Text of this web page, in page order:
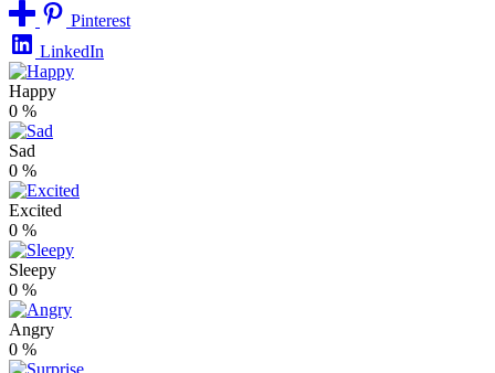
Pinterest
LinkedIn
Happy
0 %
Sad
0 %
Excited
0 %
Sleepy
0 %
Angry
0 %